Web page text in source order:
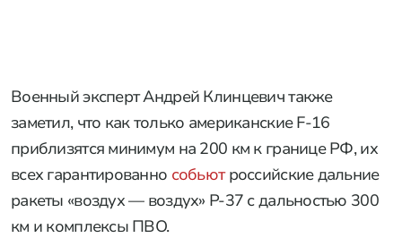
Военный эксперт Андрей Клинцевич также
заметил, что как только американские F-16
приблизятся минимум на 200 км к границе РФ, их
всех гарантированно собьютроссийские дальние
ракеты «воздух — воздух» Р-37 с дальностью 300
км и комплексы ПВО.